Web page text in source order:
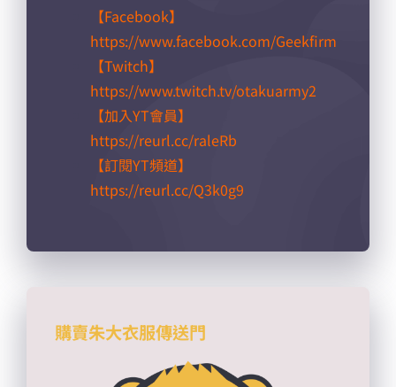
【Facebook】
https://www.facebook.com/Geekfirm
【Twitch】
https://www.twitch.tv/otakuarmy2
【加入YT會員】
https://reurl.cc/raleRb​
【訂閱YT頻道】
https://reurl.cc/Q3k0g9​
購賣朱大衣服傳送門